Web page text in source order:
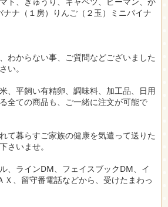
ナ（１房）りんご（２玉）ミニパイナ
わからない事、ご質問などございました
い。
、平飼い有精卵、調味料、加工品、日用
全ての商品も、ご一緒に注文が可能で
て暮らすご家族の健康を気遣って送りた
さいませ。
、ラインDM、フェイスブックDM、イ
Ｘ、留守番電話などから、受けたまわっ